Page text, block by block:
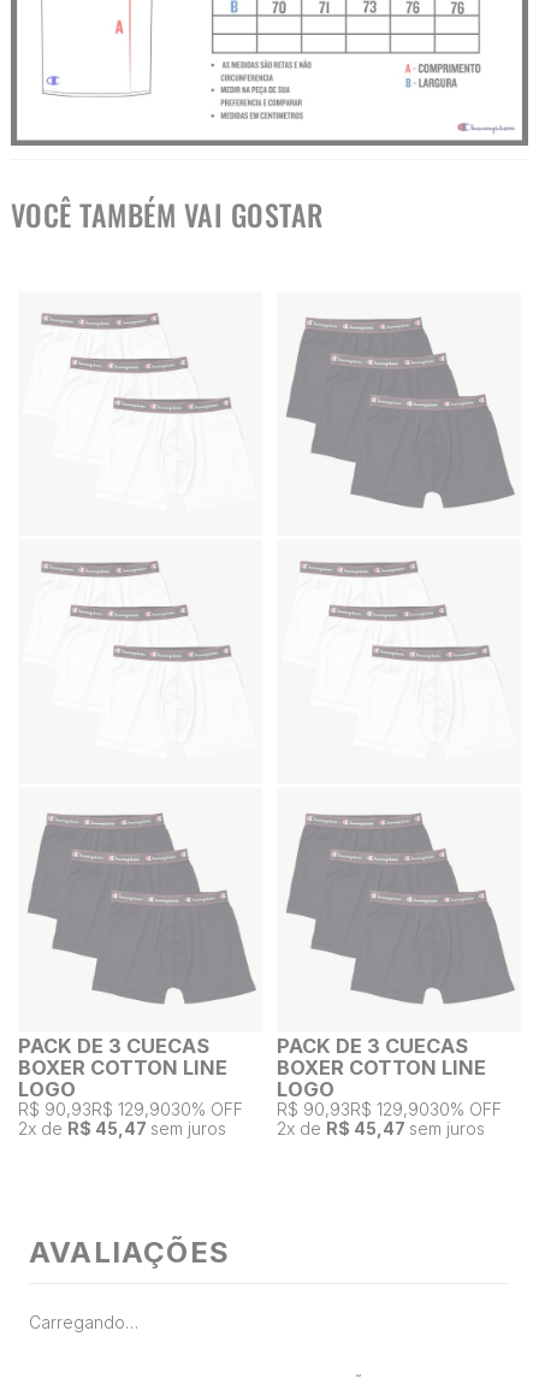
VOCÊ TAMBÉM VAI GOSTAR
PACK DE 3 CUECAS
BOXER COTTON LINE
LOGO
R$ 90,93R$ 129,9030% OFF
2x de R$ 45,47 sem juros
PACK DE 3 CUECAS
BOXER COTTON LINE
LOGO
R$ 90,93R$ 129,9030% OFF
2x de R$ 45,47 sem juros
AVALIAÇÕES
Carregando…